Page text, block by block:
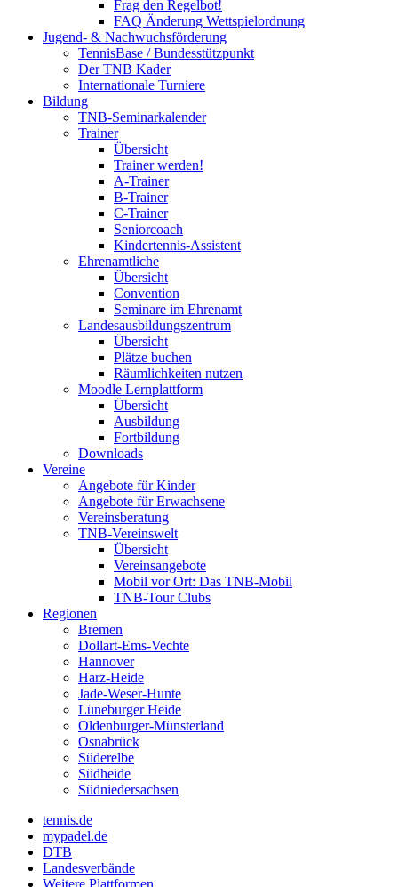
Frag den Regelbot!
FAQ Änderung Wettspielordnung
Jugend- & Nachwuchsförderung
TennisBase / Bundesstützpunkt
Der TNB Kader
Internationale Turniere
Bildung
TNB-Seminarkalender
Trainer
Übersicht
Trainer werden!
A-Trainer
B-Trainer
C-Trainer
Seniorcoach
Kindertennis-Assistent
Ehrenamtliche
Übersicht
Convention
Seminare im Ehrenamt
Landesausbildungszentrum
Übersicht
Plätze buchen
Räumlichkeiten nutzen
Moodle Lernplattform
Übersicht
Ausbildung
Fortbildung
Downloads
Vereine
Angebote für Kinder
Angebote für Erwachsene
Vereinsberatung
TNB-Vereinswelt
Übersicht
Vereinsangebote
Mobil vor Ort: Das TNB-Mobil
TNB-Tour Clubs
Regionen
Bremen
Dollart-Ems-Vechte
Hannover
Harz-Heide
Jade-Weser-Hunte
Lüneburger Heide
Oldenburger-Münsterland
Osnabrück
Süderelbe
Südheide
Südniedersachsen
tennis.de
mypadel.de
DTB
Landesverbände
Weitere Plattformen